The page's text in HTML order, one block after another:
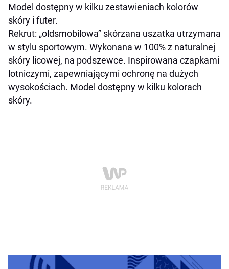
Model dostępny w kilku zestawieniach kolorów
skóry i futer.
Rekrut: „oldsmobilowa” skórzana uszatka utrzymana
w stylu sportowym. Wykonana w 100% z naturalnej
skóry licowej, na podszewce. Inspirowana czapkami
lotniczymi, zapewniającymi ochronę na dużych
wysokościach. Model dostępny w kilku kolorach
skóry.